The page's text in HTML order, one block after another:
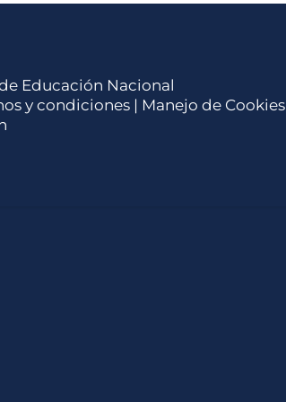
Educación Nacional
y condiciones| Manejo de Cookies